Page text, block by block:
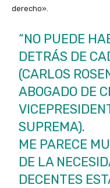
derecho».
“NO PUEDE
DETRÁS DE
(CARLOS
ABOGADO DE
SUPREMA).
ME PARECE
DE LA
DECENTES